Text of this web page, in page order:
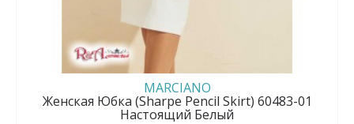
MARCIANO
Женская Юбка (Sharpe Pencil Skirt) 60483-01
Настоящий Белый